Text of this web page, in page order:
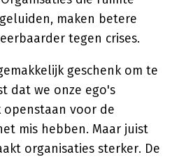
maken betere
tegen crises.
geschenk om te
dat we onze ego's
openstaan voor de
mis hebben. Maar juist
organisaties sterker. De